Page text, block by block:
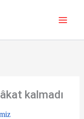
kalmadı